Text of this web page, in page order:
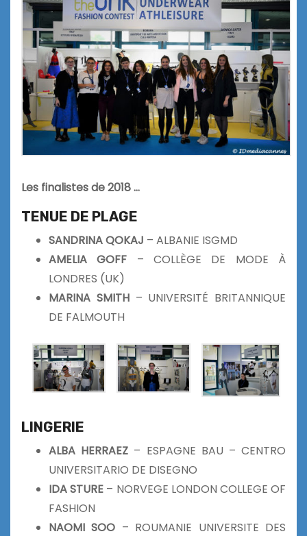
Les finalistes de 2018 …
TENUE DE PLAGE
SANDRINA QOKAJ – ALBANIE ISGMD
AMELIA GOFF – COLLÈGE DE MODE À
LONDRES (UK)
MARINA SMITH– UNIVERSITÉ BRITANNIQUE
DE FALMOUTH
LINGERIE
ALBA HERRAEZ – ESPAGNE BAU – CENTRO
UNIVERSITARIO DE DISEGNO
IDA STURE – NORVEGE LONDON COLLEGE OF
FASHION
NAOMI SOO – ROUMANIE UNIVERSITE DES